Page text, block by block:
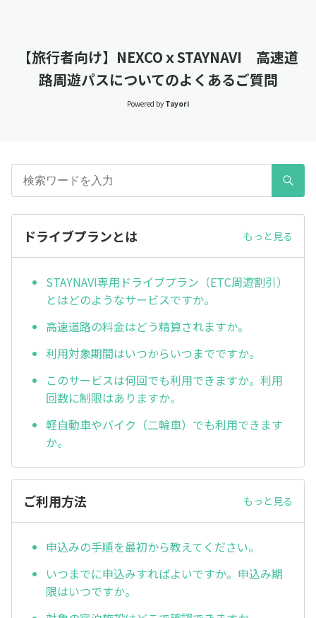
【旅行者向け】NEXCOｘSTAYNAVI 高速道
路周遊パスについてのよくあるご質問
Powered by Tayori
ドライブプランとは もっと見る
STAYNAVI専用ドライブプラン（ETC周遊割引）
とはどのようなサービスですか。
高速道路の料金はどう精算されますか。
利用対象期間はいつからいつまでですか。
このサービスは何回でも利用できますか。利用
回数に制限はありますか。
軽自動車やバイク（二輪車）でも利用できます
か。
ご利用方法 もっと見る
申込みの手順を最初から教えてください。
いつまでに申込みすればよいですか。申込み期
限はいつですか。